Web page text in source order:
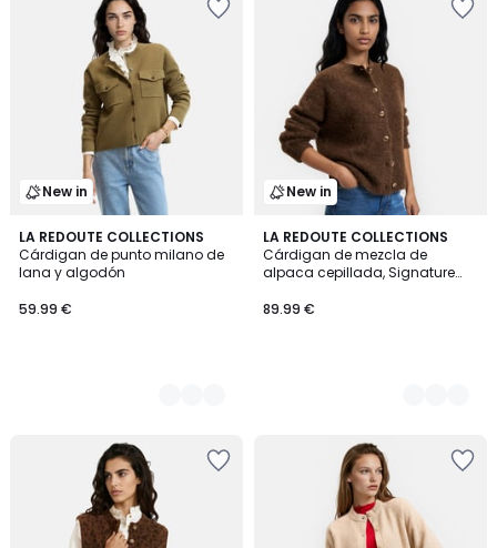
New in
LA REDOUTE COLLECTIONS
Cárdigan de punto milano de
lana y algodón
59.99 €
2
Colores
New in
LA REDOUTE COLLECTIONS
Cárdigan de mezcla de
alpaca cepillada, Signature
89.99 €
4
Colores